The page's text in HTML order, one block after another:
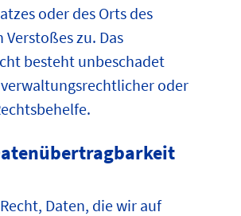
oder des Orts des
zu. Das
besteht unbeschadet
oder
Daten, die wir auf